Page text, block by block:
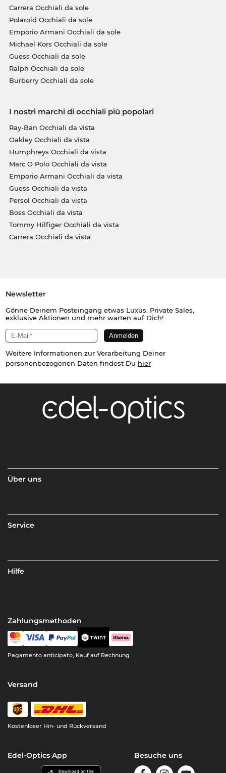
Carrera Occhiali da sole
Polaroid Occhiali da sole
Emporio Armani Occhiali da sole
Michael Kors Occhiali da sole
Guess Occhiali da sole
Ralph Occhiali da sole
Burberry Occhiali da sole
I nostri marchi di occhiali più popolari
Ray-Ban Occhiali da vista
Oakley Occhiali da vista
Humphreys Occhiali da vista
Marc O Polo Occhiali da vista
Emporio Armani Occhiali da vista
Guess Occhiali da vista
Persol Occhiali da vista
Boss Occhiali da vista
Tommy Hilfiger Occhiali da vista
Carrera Occhiali da vista
Newsletter
Gönne Deinem Posteingang etwas Luxus. Private Sales,
exklusive Aktionen und mehr warten auf Dich!
Weitere Informationen zur Verarbeitung Deiner
personenbezogenen Daten findest Du hier
Über uns
Service
Hilfe
Zahlungsmethoden
Pagamento anticipato, Kauf auf Rechnung
Versand
Kostenloser Hin- und Rückversand
Edel-Optics App Besuche uns